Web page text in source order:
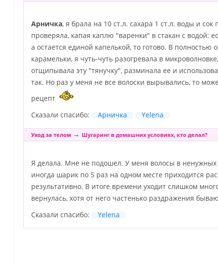
Арничка, я брала на 10 ст.л. сахара 1 ст.л. воды и
проверяла, капая каплю "варенки" в стакан с водой:
а остается единой капелькой, то готово. В
карамельки, я чуть-чуть разогревала в
отщипывала эту "тянучку", разминала ее и
так. Но раз у меня не все волоски вырывались, то
рецепт
Сказали спасибо:
Арничка Yelena
Уход за телом → Шугаринг в домашних условиях, кто делал?
Я делала. Мне не подошел. У меня волосы в ненужных
иногда шарик по 5 раз на одном месте приходится
результативно. В итоге времени уходит слишком
вернулась, хотя от него частенько раздражения
Сказали спасибо:
Yelena